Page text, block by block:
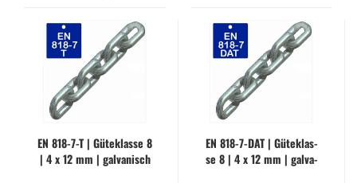
EN 818-​7-T | Gü­te­klas­se 8
| 4 x 12 mm | gal­va­nisch
EN 818-​7-DAT | Gü­te­klas­
se 8 | 4 x 12 mm | gal­va­